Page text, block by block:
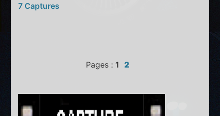
7 Captures
Pages : 1 2